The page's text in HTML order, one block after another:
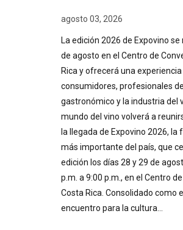
agosto 03, 2026
La edición 2026 de Expovino
de agosto en el Centro de
Rica y ofrecerá una
consumidores, profesionales
gastronómico y la industria del
mundo del vino volverá a
la llegada de Expovino 2026, la
más importante del país, que
edición los días 28 y 29 de
p.m. a 9:00 p.m., en el Centro
Costa Rica. Consolidado como
encuentro para la cultura…